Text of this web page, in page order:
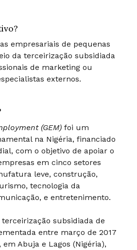
empresariais de pequenas
da terceirização subsidiada
de marketing ou
externos.
(GEM)foi um
na Nigéria, financiado
com o objetivo de apoiar o
em cinco setores
leve, construção,
tecnologia da
e entretenimento.
subsidiada de
entre março de 2017
em Abuja e Lagos (Nigéria),